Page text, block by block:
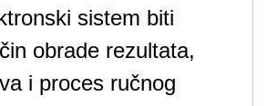
sistem biti
obrade rezultata,
i proces ručnog